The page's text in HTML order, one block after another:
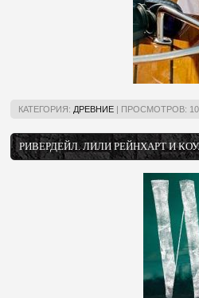
КАТЕГОРИЯ: ДРЕВНИЕ | ПРОСМОТРОВ:
РИВЕРДЕЙЛ. ЛИЛИ РЕЙНХАРТ И